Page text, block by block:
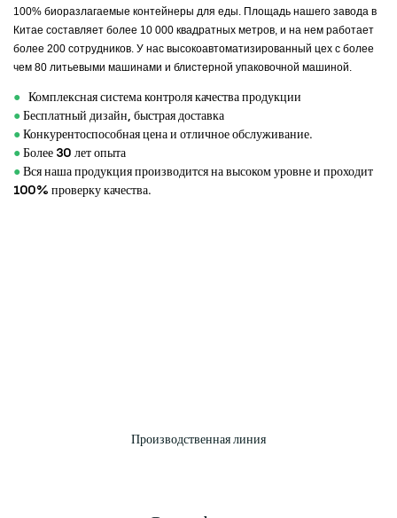
100% биоразлагаемые контейнеры для еды. Площадь нашего завода в
Китае составляет более 10 000 квадратных метров, и на нем работает
более 200 сотрудников. У нас высокоавтоматизированный цех с более
чем 80 литьевыми машинами и блистерной упаковочной машиной.
● Комплексная система контроля качества продукции
●Бесплатный дизайн, быстрая доставка
●Конкурентоспособная цена и отличное обслуживание.
●Более 30 лет опыта
●Вся наша продукция производится на высоком уровне и проходит
100% проверку качества.
Производственная линия